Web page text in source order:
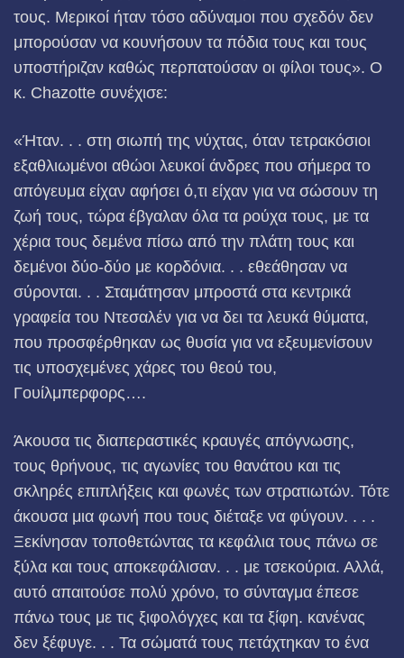
τους. Μερικοί ήταν τόσο αδύναμοι που σχεδόν δεν
μπορούσαν να κουνήσουν τα πόδια τους και τους
υποστήριζαν καθώς περπατούσαν οι φίλοι τους». Ο
κ. Chazotte συνέχισε:
«Ήταν. . . στη σιωπή της νύχτας, όταν τετρακόσιοι
εξαθλιωμένοι αθώοι λευκοί άνδρες που σήμερα το
απόγευμα είχαν αφήσει ό,τι είχαν για να σώσουν τη
ζωή τους, τώρα έβγαλαν όλα τα ρούχα τους, με τα
χέρια τους δεμένα πίσω από την πλάτη τους και
δεμένοι δύο-δύο με κορδόνια. . . εθεάθησαν να
σύρονται. . . Σταμάτησαν μπροστά στα κεντρικά
γραφεία του Ντεσαλέν για να δει τα λευκά θύματα,
που προσφέρθηκαν ως θυσία για να εξευμενίσουν
τις υποσχεμένες χάρες του θεού του,
Γουίλμπερφορς….
Άκουσα τις διαπεραστικές κραυγές απόγνωσης,
τους θρήνους, τις αγωνίες του θανάτου και τις
σκληρές επιπλήξεις και φωνές των στρατιωτών. Τότε
άκουσα μια φωνή που τους διέταξε να φύγουν. . . .
Ξεκίνησαν τοποθετώντας τα κεφάλια τους πάνω σε
ξύλα και τους αποκεφάλισαν. . . με τσεκούρια. Αλλά,
αυτό απαιτούσε πολύ χρόνο, το σύνταγμα έπεσε
πάνω τους με τις ξιφολόγχες και τα ξίφη. κανένας
δεν ξέφυγε. . . Τα σώματά τους πετάχτηκαν το ένα